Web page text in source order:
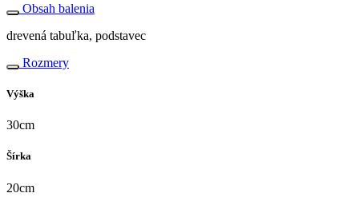
Obsah balenia
drevená tabuľka, podstavec
Rozmery
Výška
30cm
Šírka
20cm